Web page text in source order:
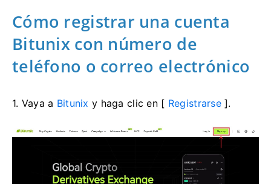
Cómo registrar una cuenta
Bitunix con número de
teléfono o correo electrónico
1. Vaya a Bitunix y haga clic en [ Registrarse].